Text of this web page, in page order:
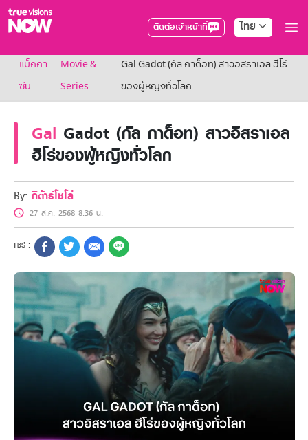
ติดต่อเจ้าหน้าที่ ไทย
True AF2026
แพ็กเกจ
NOW ENT
NOW SPORTS
NOW Muay Thai
แพ็กเกจทรูวิชันส์นาวทั้งหมด
เคเบิลและจานดาวเทียม
สิทธิพิเศษ
สิทธิพิเศษลูกค้าทรูวิชั่นส์
Showtime
HoReCa
แพ็กเกจสำหรับผู้ประกอบการ
หาร้านร่วมรายการ
FAQs
แม็กกา
ซีน
Movie &
Series
Gal Gadot (กัล กาด็อท) สาวอิสราเอล ฮีโร่
ของผู้หญิงทั่วโลก
Gal Gadot (กัล กาด็อท) สาวอิสราเอล
ฮีโร่ของผู้หญิงทั่วโลก
By: กีต้าร์โซโล่
27 ส.ค. 2568 8:36 น.